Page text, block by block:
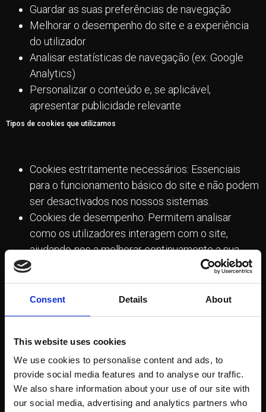
Consent Details About
This website uses cookies
We use cookies to personalise content and ads, to
provide social media features and to analyse our traffic.
We also share information about your use of our site with
our social media, advertising and analytics partners who
Guardar as suas preferências de navegação
Melhorar o desempenho do site e a experiência
do utilizador
Analisar estatísticas de navegação (ex: Google
Analytics)
Personalizar o conteúdo e, se aplicável,
apresentar publicidade relevante
Tipos de cookies que utilizamos
Cookies estritamente necessários: Essenciais
para o funcionamento básico do site e não podem
ser desactivados nos nossos sistemas.
Cookies de desempenho: Permitem analisar
como os utilizadores interagem com o site,
ajudando-nos a melhorar continuamente a sua
funcionalidade.
Cookies de funcionalidade: Guardam informações
sobre as suas escolhas (como idioma ou região),
proporcionando uma navegação mais
Cookies de marketing: Utilizados para apresentar
anúncios relevantes com base nos seus
interesses, podendo ser definidos por nós ou por
parceiros terceiros.